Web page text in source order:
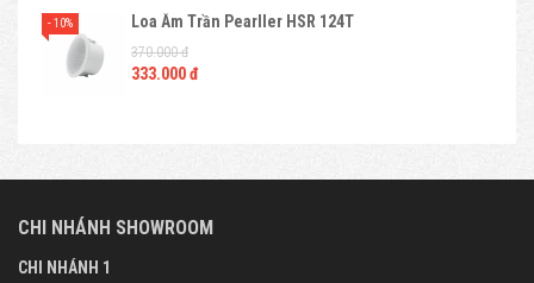
Loa Âm Trần Pearller HSR 124T
370.000 đ
333.000 đ
- 10%
CHI NHÁNH SHOWROOM
CHI NHÁNH 1